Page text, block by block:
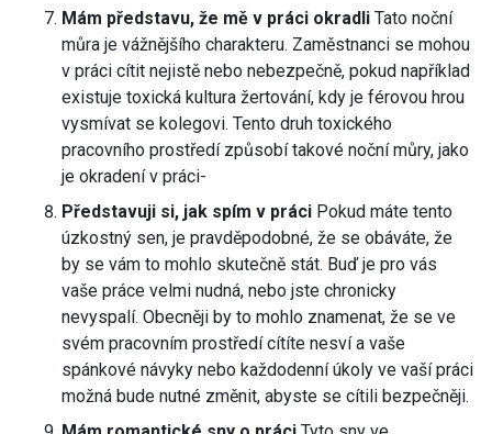
Mám představu, že mě v práci okradli Tato noční
můra je vážnějšího charakteru. Zaměstnanci se mohou
v práci cítit nejistě nebo nebezpečně, pokud například
existuje toxická kultura žertování, kdy je férovou hrou
vysmívat se kolegovi. Tento druh toxického
pracovního prostředí způsobí takové noční můry, jako
je okradení v práci-
Představuji si, jak spím v práci Pokud máte tento
úzkostný sen, je pravděpodobné, že se obáváte, že
by se vám to mohlo skutečně stát. Buď je pro vás
vaše práce velmi nudná, nebo jste chronicky
nevyspalí. Obecněji by to mohlo znamenat, že se ve
svém pracovním prostředí cítíte nesví a vaše
spánkové návyky nebo každodenní úkoly ve vaší práci
možná bude nutné změnit, abyste se cítili bezpečněji.